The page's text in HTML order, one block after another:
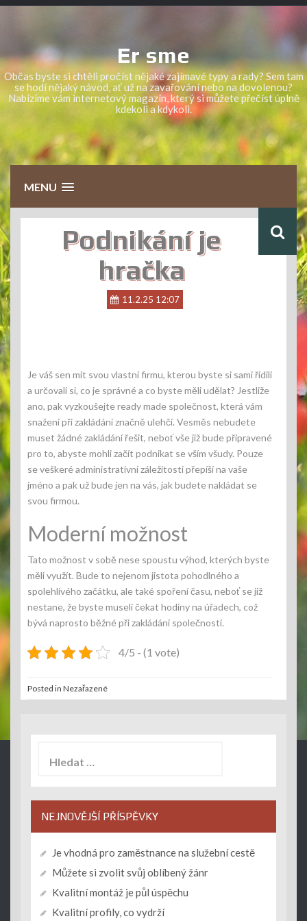
Skip
Er sme
Občas byste si chtěli pročíst nějaké zajímavé typy a rady? Sem tam
se hodí nějaký návod, ať už na zavařování nebo na dovolenou?
Nabízíme vám internetový magazín, který si můžete přečíst úplně
kdekoli a kdykoli.
MENU
Podnikání je
hračka
11.2.25 12:07
Je váš sen mít svou vlastní firmu, kterou byste si sami řídili
a určovali si, co je správné a co byste měli udělat? Jestliže
ano, pak vyzkoušejteready made společnost, která vám
snažení při zakládání značně ulehčí. Vesměs nebudete
muset žádné zakládání řešit, neboť vše již bude připravené
pro to, abyste mohli začít podnikat se vším všudy. Pouze
se veškeré administrativní záležitosti přepíší na vaše
jméno a pak už bude jen na vás, jak budete nakládat se
svou firmou.
Moderní možnost
Tato možnost v sobě nese spoustu výhod, kterých byste
měli využít. Bude to nejenom jistota pohodlného a
spolehlivého začátku, ale také spoření času, neboť se již
nestane, že byste museli čekat hodiny na úřadech, což
bývá naprosto běžné při zakládání společnosti.
4/5 - (1 vote)
Posted in Nezařazené
NEJNOVĚJŠÍ PŘÍSPĚVKY
Je vhodná pro zaměstnance na služební cestě
Můžete si zvolit svůj oblíbený žánr
Kvalitní montáž je půl úspěchu
Kvalitní profily, co vydrží